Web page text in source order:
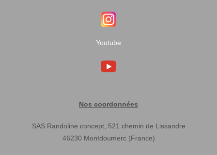
Youtube
Nos coordonnées
SAS Randoline concept, 521 chemin de Lissandre
46230 Montdoumerc (France)